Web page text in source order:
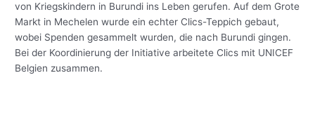
von Kriegskindern in Burundi ins Leben gerufen. Auf dem Grote
Markt in Mechelen wurde ein echter Clics-Teppich gebaut,
wobei Spenden gesammelt wurden, die nach Burundi gingen.
Bei der Koordinierung der Initiative arbeitete Clics mit UNICEF
Belgien zusammen.